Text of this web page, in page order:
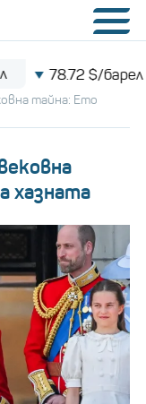
$/барел
тайна: Ето
хазната